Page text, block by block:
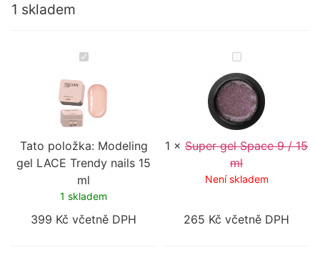
1 skladem
Modeling
gel
Trendy
nails
15
ml
Tato položka: Modeling
gel LACE Trendy nails 15
ml
1 skladem
399 Kč včetně DPH
Super
gel
Space
9
/
15
ml
1 × Super gel Space 9 / 15
ml
Není skladem
265 Kč včetně DPH